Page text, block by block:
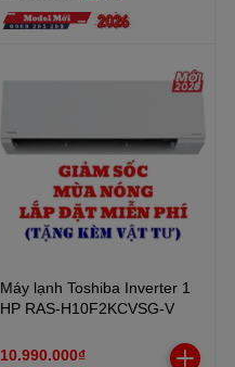
Máy lạnh Toshiba Inverter 1
HP RAS-H10F2KCVSG-V
10.990.000₫